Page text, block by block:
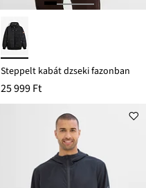
Steppelt kabát dzseki fazonban
25 999 Ft